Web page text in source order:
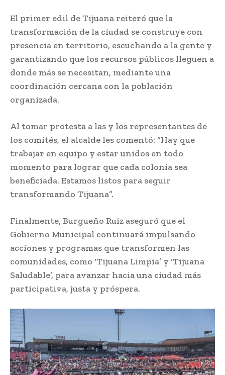
El primer edil de Tijuana reiteró que la
transformación de la ciudad se construye con
presencia en territorio, escuchando a la gente y
garantizando que los recursos públicos lleguen a
donde más se necesitan, mediante una
coordinación cercana con la población
organizada.
Al tomar protesta a las y los representantes de
los comités, el alcalde les comentó: “Hay que
trabajar en equipo y estar unidos en todo
momento para lograr que cada colonia sea
beneficiada. Estamos listos para seguir
transformando Tijuana”.
Finalmente, Burgueño Ruiz aseguró que el
Gobierno Municipal continuará impulsando
acciones y programas que transformen las
comunidades, como ‘Tijuana Limpia’ y ‘Tijuana
Saludable’, para avanzar hacia una ciudad más
participativa, justa y próspera.